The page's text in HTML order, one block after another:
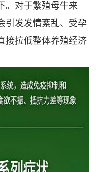
。对于繁殖母牛来
引发发情紊乱、受孕
接拉低整体养殖经济